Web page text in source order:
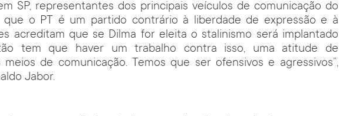
SP, representantes dos principais veículos de comunicação do
que o PT é um partido contrário à liberdade de expressão e à
acreditam que se Dilma for eleita o stalinismo será implantado
tem que haver um trabalho contra isso, uma atitude de
de comunicação. Temos que ser ofensivos e agressivos”,
Jabor.